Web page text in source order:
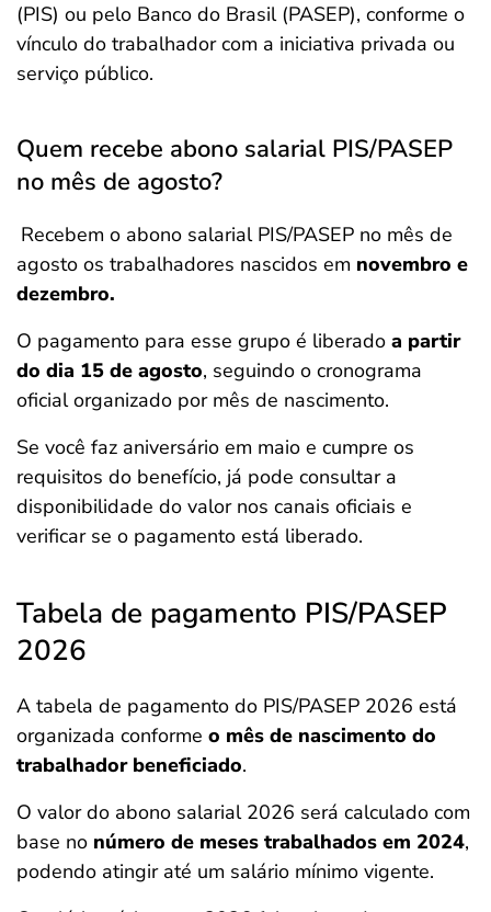
(PIS) ou pelo Banco do Brasil (PASEP), conforme o
vínculo do trabalhador com a iniciativa privada ou
serviço público.
Quem recebe abono salarial PIS/PASEP
no mês de agosto?
Recebem o abono salarial PIS/PASEP no mês de
agosto os trabalhadores nascidos em novembro e
dezembro.
O pagamento para esse grupo é liberado a partir
do dia 15 de agosto, seguindo o cronograma
oficial organizado por mês de nascimento.
Se você faz aniversário em maio e cumpre os
requisitos do benefício, já pode consultar a
disponibilidade do valor nos canais oficiais e
verificar se o pagamento está liberado.
Tabela de pagamento PIS/PASEP
2026
A tabela de pagamento do PIS/PASEP 2026 está
organizada conforme o mês de nascimento do
trabalhador beneficiado.
O valor do abono salarial 2026 será calculado com
base no número de meses trabalhados em 2024,
podendo atingir até um salário mínimo vigente.